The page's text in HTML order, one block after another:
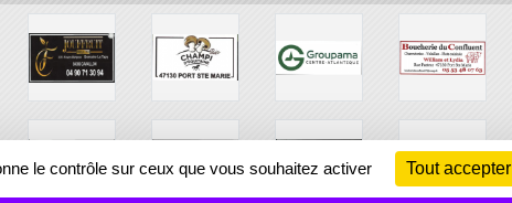
le contrôle sur ceux que vous souhaitez activer Tout accepter